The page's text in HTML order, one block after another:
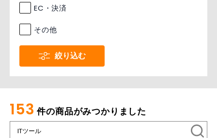
EC・決済
その他
絞り込む
153 件の商品がみつかりました